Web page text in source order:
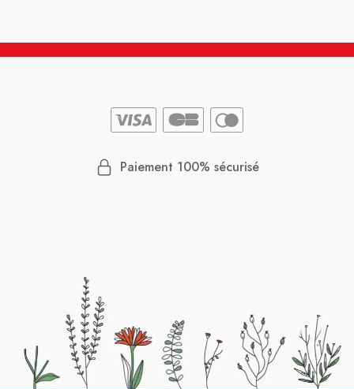
Paiement 100% sécurisé